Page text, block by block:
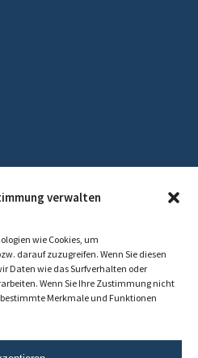
verwalten
wie Cookies, um
darauf zuzugreifen. Wenn Sie diesen
Daten wie das Surfverhalten oder
Wenn Sie Ihre Zustimmung nicht
Merkmale und Funktionen